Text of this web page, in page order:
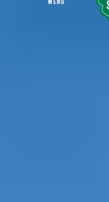
Aktiv sein
MENU